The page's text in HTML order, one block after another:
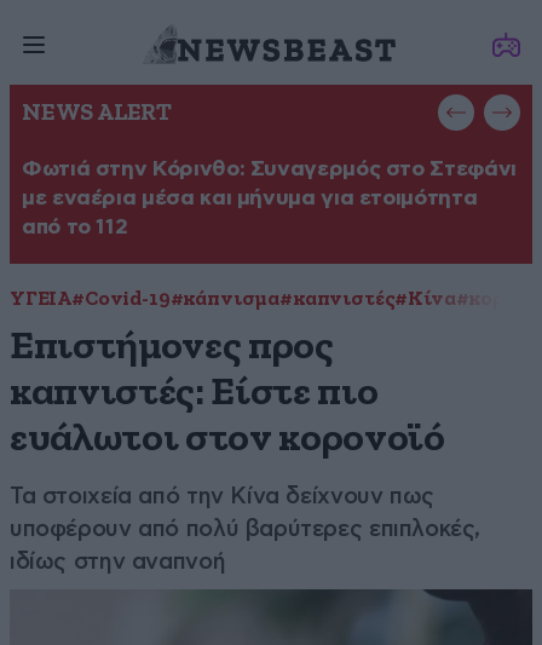
NEWS ALERT
Φωτιά στην Κόρινθο: Συναγερμός στο Στεφάνι
με εναέρια μέσα και μήνυμα για ετοιμότητα
από το 112
ΥΓΕΙΑ#Covid-19#κάπνισμα#καπνιστές#Κίνα
Επιστήμονες προς
καπνιστές: Είστε πιο
ευάλωτοι στον κορονοϊό
Τα στοιχεία από την Κίνα δείχνουν πως
υποφέρουν από πολύ βαρύτερες επιπλοκές,
ιδίως στην αναπνοή